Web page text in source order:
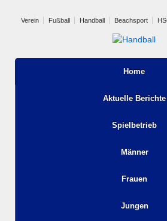
Verein Fußball Handball Beachsport
Home
Aktuelle Berichte
Spielbetrieb
Männer
Frauen
Jungen